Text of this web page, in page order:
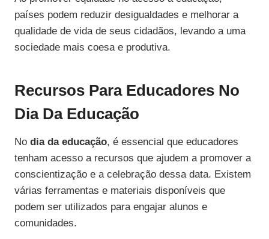
países podem reduzir desigualdades e melhorar a
qualidade de vida de seus cidadãos, levando a uma
sociedade mais coesa e produtiva.
Recursos Para Educadores No
Dia Da Educação
No dia da educação, é essencial que educadores
tenham acesso a recursos que ajudem a promover a
conscientização e a celebração dessa data. Existem
várias ferramentas e materiais disponíveis que
podem ser utilizados para engajar alunos e
comunidades.